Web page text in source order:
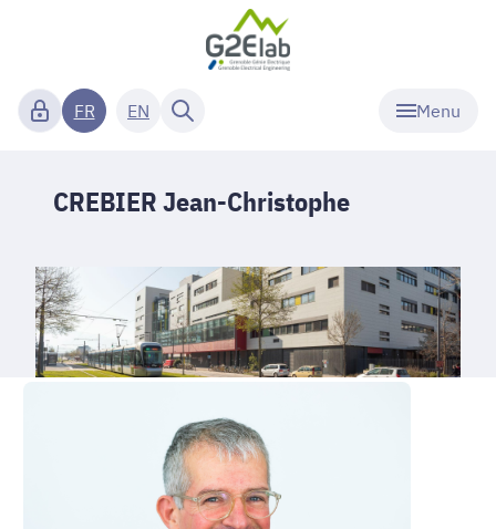
Menu
FR EN
CREBIER Jean-Christophe